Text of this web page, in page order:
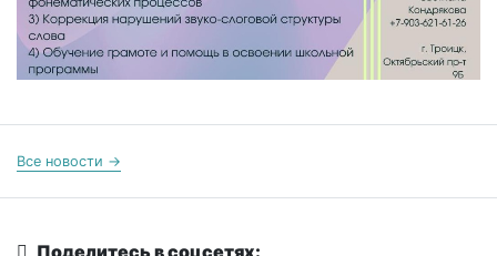
Все новости →
Поделитесь в соцсетях: